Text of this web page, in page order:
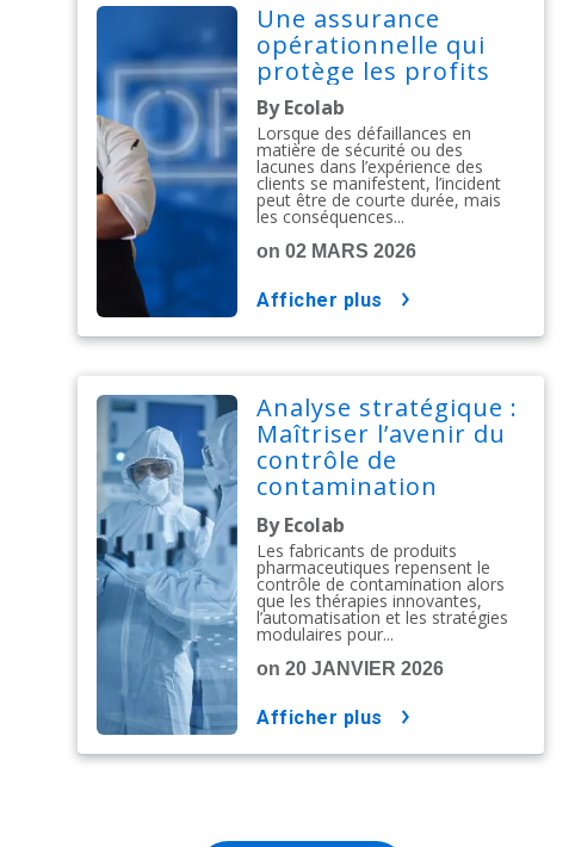
Une assurance
opérationnelle qui
protège les profits
By Ecolab
Lorsque des défaillances en
matière de sécurité ou des
lacunes dans l’expérience des
clients se manifestent, l’incident
peut être de courte durée, mais
les conséquences...
on 02 MARS 2026
afficher plus
Analyse stratégique :
Maîtriser l’avenir du
contrôle de
contamination
pharmaceutique
By Ecolab
Les fabricants de produits
pharmaceutiques repensent le
contrôle de contamination alors
que les thérapies innovantes,
l’automatisation et les stratégies
modulaires pour...
on 20 JANVIER 2026
afficher plus